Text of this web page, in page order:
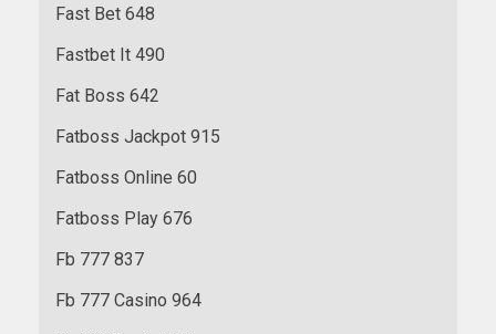
Fast Bet 648
Fastbet It 490
Fat Boss 642
Fatboss Jackpot 915
Fatboss Online 60
Fatboss Play 676
Fb 777 837
Fb 777 Casino 964